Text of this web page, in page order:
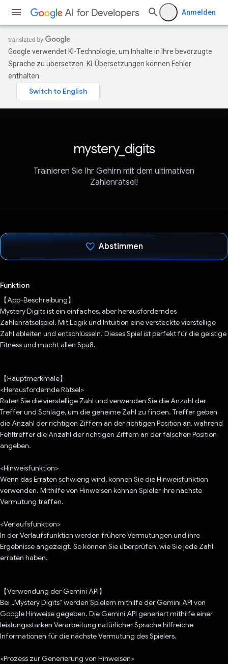
Anmelden
Google verwendet KI-Technologie, um Inhalte in Ihre bevorzugte
Sprache zu übersetzen. KI-Übersetzungen können Fehler
enthalten.
mystery_digits
Trainieren Sie Ihr Gehirn mit dem ultimativen
Zahlenrätsel!
Abstimmen
Funktion
【App-Beschreibung】
Mystery Digits ist ein einfaches, aber herausforderndes
Zahlenrätselspiel. Mit Logik und Intuition eine versteckte vierstellige
Zahl ableiten und entschlüsseln. Dieses Spiel ist perfekt für die geistige
Fitness und macht allen Spaß.
【Hauptmerkmale】
<Herausfordernde Rätsel>
Raten Sie die vierstellige Zahl und verwenden Sie die Anzahl der
Treffer und Schläge, um die geheime Zahl zu finden. Treffer geben
die Anzahl der richtigen Ziffern an der richtigen Position an, während
Fehltreffer die Anzahl der richtigen Ziffern an der falschen Position
angeben.
<Hinweisfunktion>
Wenn das Erraten schwierig wird, können Sie die Hinweisfunktion
verwenden. Mithilfe von Hinweisen können Spieler ihre nächste
Vermutung treffen.
<Verlaufsfunktion>
In der Verlaufsfunktion werden frühere Vermutungen und ihre
Ergebnisse angezeigt. So können Sie überprüfen, wie Sie jede Zahl
erraten haben.
【Verwendung der Gemini API】
Bei „Mystery Digits“ werden Spielern mithilfe der Gemini API von
Google Hinweise gegeben. Die Gemini API generiert mithilfe einer
leistungsstarken Verarbeitung natürlicher Sprache hilfreiche
Informationen für die nächste Vermutung des Spielers.
<Prozess zur Generierung von Hinweisen>